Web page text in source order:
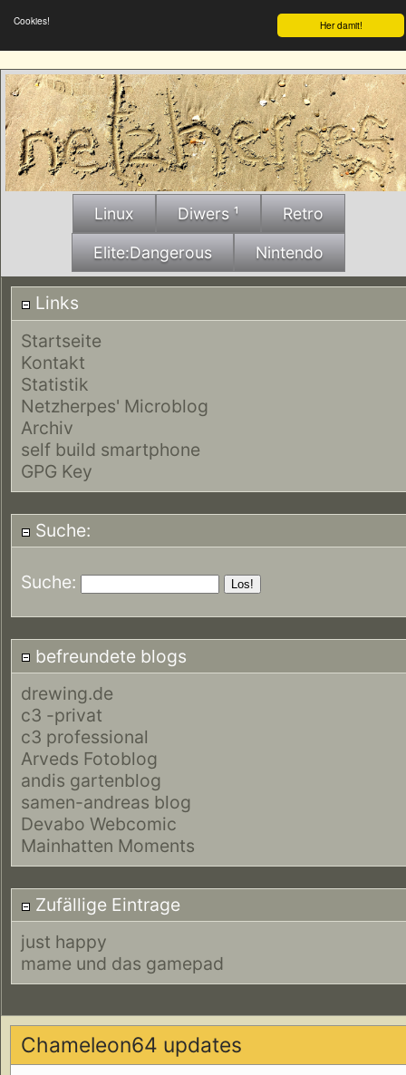
Her damit!
Cookies!
Linux Diwers ¹ Retro
Elite:Dangerous Nintendo
Links
Startseite
Kontakt
Statistik
Netzherpes' Microblog
Archiv
self build smartphone
GPG Key
Suche:
Suche:
befreundete blogs
drewing.de
c3 -privat
c3 professional
Arveds Fotoblog
andis gartenblog
samen-andreas blog
Devabo Webcomic
Mainhatten Moments
Zufällige Eintrage
just happy
mame und das gamepad
Chameleon64 updates